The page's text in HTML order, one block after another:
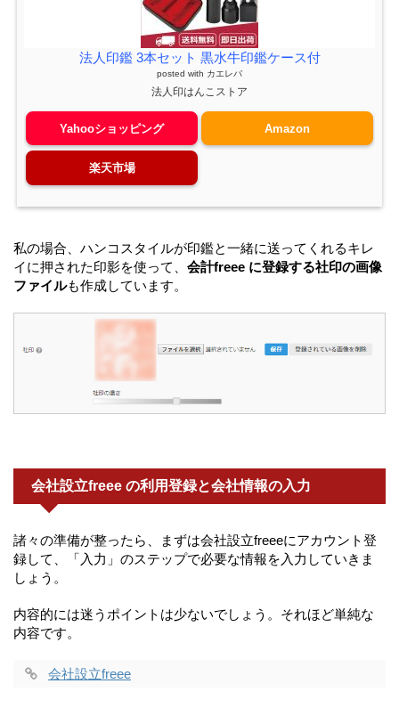
法人印鑑 3本セット 黒水牛印鑑ケース付
posted with カエレバ
法人印はんこストア
Yahooショッピング Amazon
楽天市場
私の場合、ハンコスタイルが印鑑と一緒に送ってくれるキレ
イに押された印影を使って、 会計freee に登録する社印の画像
ファイルも作成しています。
会社設立freee の利用登録と会社情報の入力
諸々の準備が整ったら、まずは会社設立freeeにアカウント登
録して、「入力」のステップで必要な情報を入力していきま
しょう。
内容的には迷うポイントは少ないでしょう。それほど単純な
内容です。
会社設立freee